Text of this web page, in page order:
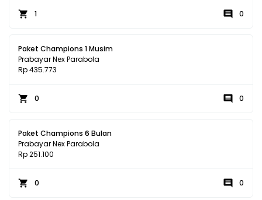
1 0
Paket Champions 1 Musim
Prabayar Nex Parabola
Rp 435.773
0 0
Paket Champions 6 Bulan
Prabayar Nex Parabola
Rp 251.100
0 0